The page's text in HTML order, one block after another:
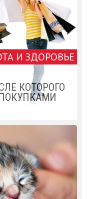
И ЗДОРОВЬЕ
КОТОРОГО